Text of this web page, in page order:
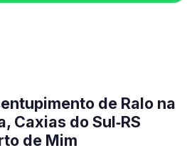
de Ralo na
Caxias do Sul‑RS
de Mim